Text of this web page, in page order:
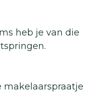
heb je van die
makelaarspraatje